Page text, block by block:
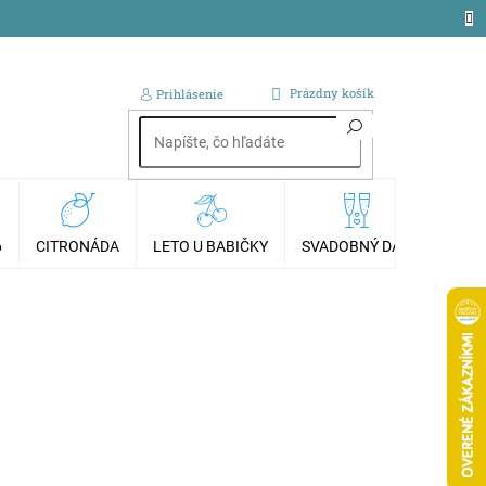
Prihlásenie
NÁKUPNÝ
KOŠÍK
Prázdny košík
CITRONÁDA LETO U BABIČKY SVADOBNÝ DAR